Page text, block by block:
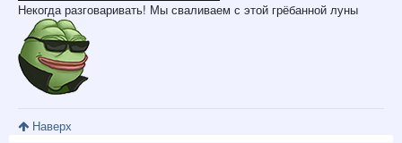
Некогда разговаривать! Мы сваливаем с этой грёбанной луны
Наверх